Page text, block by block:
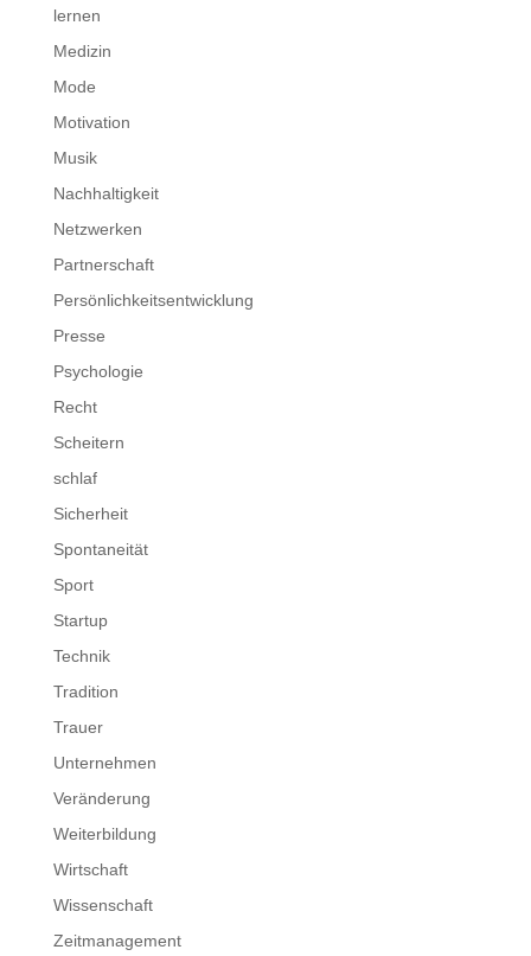
lernen
Medizin
Mode
Motivation
Musik
Nachhaltigkeit
Netzwerken
Partnerschaft
Persönlichkeitsentwicklung
Presse
Psychologie
Recht
Scheitern
schlaf
Sicherheit
Spontaneität
Sport
Startup
Technik
Tradition
Trauer
Unternehmen
Veränderung
Weiterbildung
Wirtschaft
Wissenschaft
Zeitmanagement